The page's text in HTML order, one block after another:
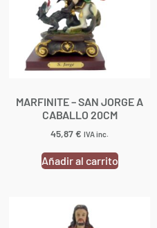
MARFINITE – SAN JORGE A
CABALLO 20CM
45,87€ IVA inc.
Añadir al carrito